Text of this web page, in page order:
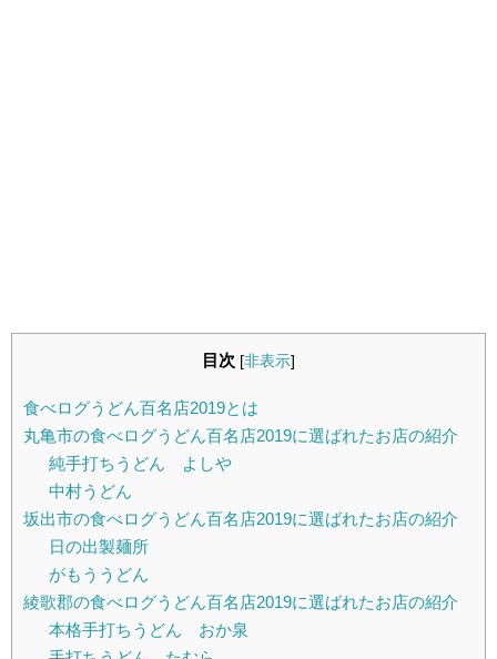
目次 [非表示]
食べログうどん百名店2019とは
丸亀市の食べログうどん百名店2019に選ばれたお店の紹介
純手打ちうどん よしや
中村うどん
坂出市の食べログうどん百名店2019に選ばれたお店の紹介
日の出製麺所
がもううどん
綾歌郡の食べログうどん百名店2019に選ばれたお店の紹介
本格手打ちうどん おか泉